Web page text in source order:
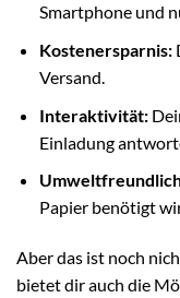
Smartphone und
Kostenersparnis:
Versand.
Interaktivität:
Einladung
Papier benötigt
Aber das ist noch
bietet dir auch die